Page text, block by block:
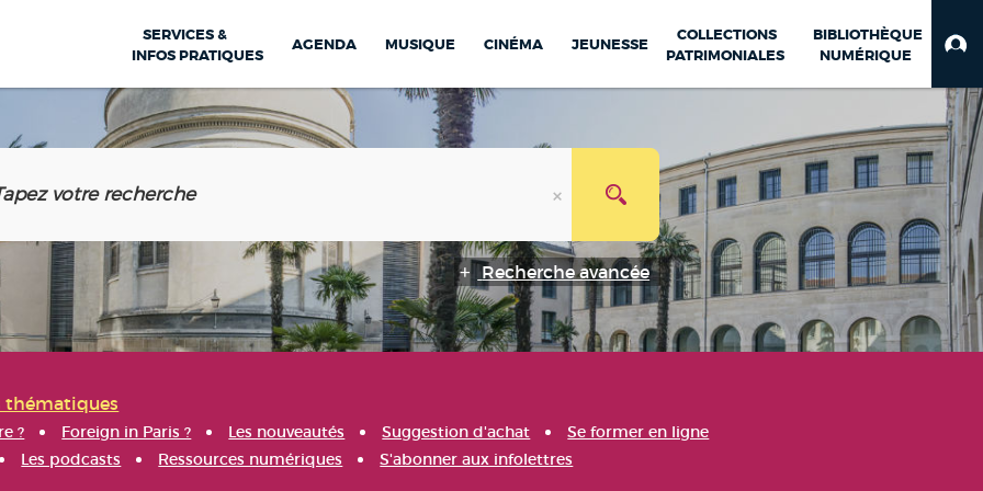
SERVICES &
INFOS PRATIQUES
AGENDA MUSIQUE CINÉMA JEUNESSE
COLLECTIONS
PATRIMONIALES
BIBLIOTHÈQUE
NUMÉRIQUE
Recherche avancée
thématiques
? Foreign in Paris ? Les nouveautés Suggestion d'achat
Se former en ligne
Les podcasts Ressources numériques S'abonner aux infolettres